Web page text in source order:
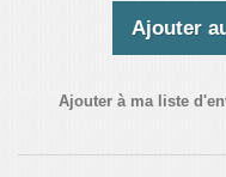
Ajouter
Ajouter à ma liste